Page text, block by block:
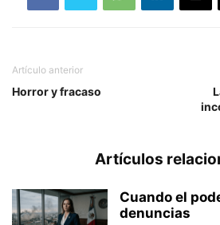
Artículo anterior
Horror y fracaso
Artículos
Cuando el
denuncias